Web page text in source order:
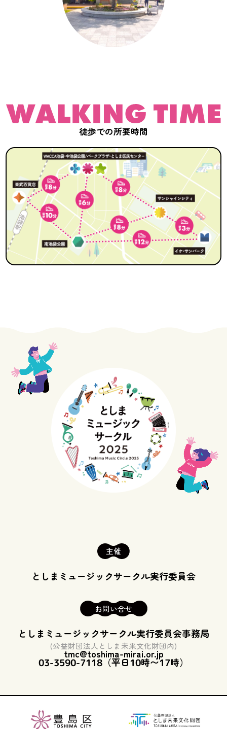
徒歩での所要時間
主催
としまミュージックサークル実行委員会
お問い合せ
としまミュージックサークル実行委員会事務局
(公益財団法人としま未来文化財団内)
tmc@toshima-mirai.or.jp
03-3590-7118（平日10時〜17時）